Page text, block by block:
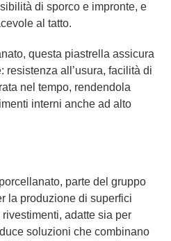
di sporco e impronte, e
al tatto.
questa piastrella assicura
resistenza all’usura, facilità di
nel tempo, rendendola
interni anche ad alto
parte del gruppo
la produzione di superfici
adatte sia per
soluzioni che combinano